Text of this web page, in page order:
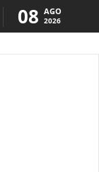
08 AGO
2026